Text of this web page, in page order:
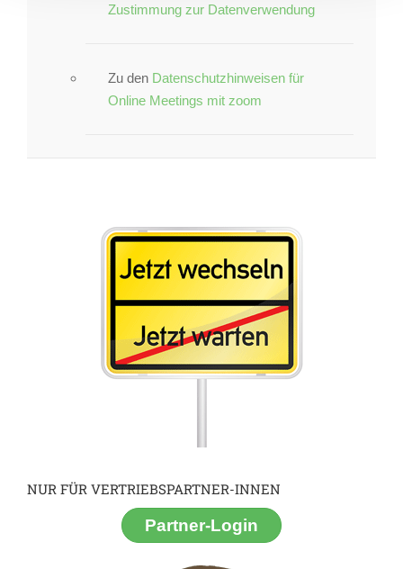
Zustimmung zur Datenverwendung
Zu den Datenschutzhinweisen für
Online Meetings mit zoom
NUR FÜR VERTRIEBSPARTNER-INNEN
Partner-Login